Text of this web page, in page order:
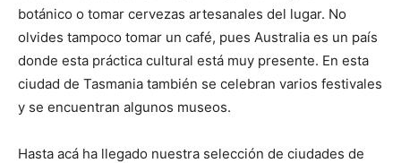
botánico o tomar cervezas artesanales del lugar. No
olvides tampoco tomar un café, pues Australia es un país
donde esta práctica cultural está muy presente. En esta
ciudad de Tasmania también se celebran varios festivales
y se encuentran algunos museos.
Hasta acá ha llegado nuestra selección de ciudades de